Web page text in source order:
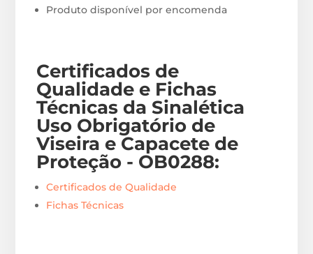
Produto disponível por encomenda
Certificados de
Qualidade e Fichas
Técnicas da Sinalética
Uso Obrigatório de
Viseira e Capacete de
Proteção - OB0288:
Certificados de Qualidade
Fichas Técnicas